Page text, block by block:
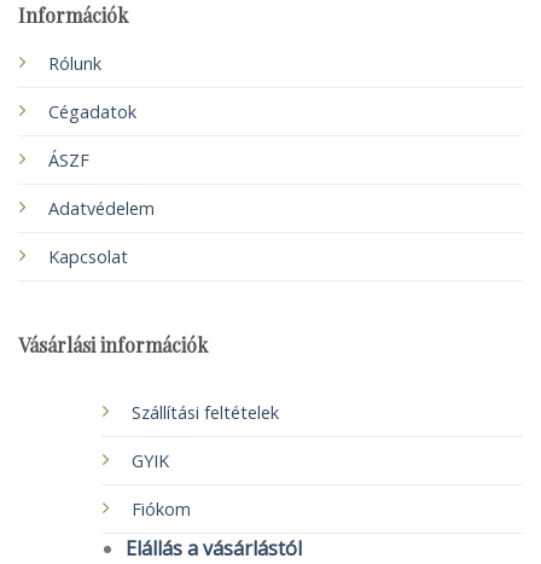
Információk
Rólunk
Cégadatok
ÁSZF
Adatvédelem
Kapcsolat
Vásárlási információk
Szállítási feltételek
GYIK
Fiókom
Elállás a vásárlástól